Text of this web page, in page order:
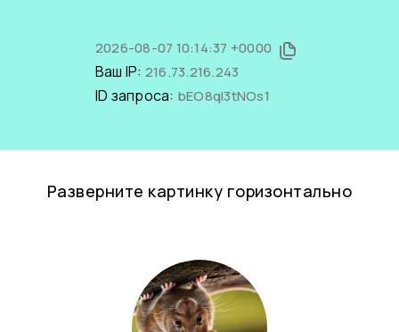
2026-08-07 10:14:37 +0000
Ваш IP: 216.73.216.243
ID запроса: bEO8ql3tNOs1
Разверните картинку горизонтально